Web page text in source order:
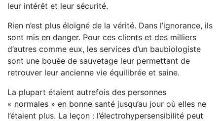
leur intérêt et leur sécurité.
Rien n’est plus éloigné de la vérité. Dans l’ignorance, ils
sont mis en danger. Pour ces clients et des milliers
d’autres comme eux, les services d’un baubiologiste
sont une bouée de sauvetage leur permettant de
retrouver leur ancienne vie équilibrée et saine.
La plupart étaient autrefois des personnes
« normales » en bonne santé jusqu’au jour où elles ne
l’étaient plus. La leçon : l’électrohypersensibilité peut